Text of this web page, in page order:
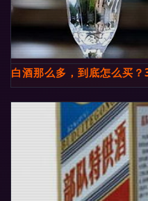
白酒那么多，到底怎么买